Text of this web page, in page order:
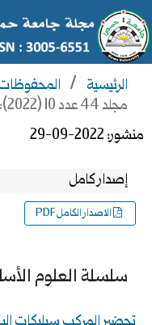
الرئيسية /
مجلد 44 عدد 10 (2022): أبحاث العدد 10
منشور: 2022-09-29
إصدار كامل
الاصدار الكامل PDF
سلسلة العلوم